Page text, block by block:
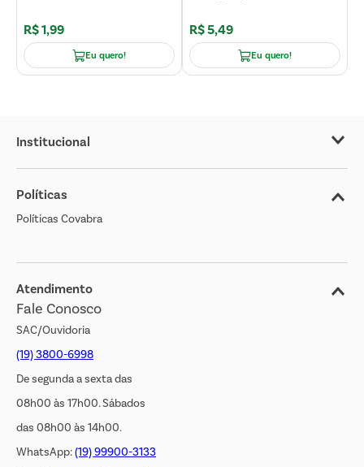
R$1,99
Eu quero!
R$5,49
Eu quero!
Institucional
Sobre o Covabra
Nossas Lojas
Cliente Bem Estar
Jornal de Ofertas
Transparência Salarial
Políticas
Políticas Covabra
Atendimento
Fale Conosco
SAC/Ouvidoria
(19) 3800-6998
De segunda a sexta das
08h00 às 17h00. Sábados
das 08h00 às 14h00.
WhatsApp:(19) 99900-3133